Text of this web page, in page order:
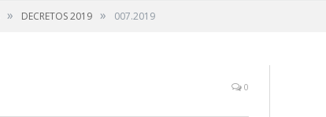
» DECRETOS 2019 » 007.2019
0